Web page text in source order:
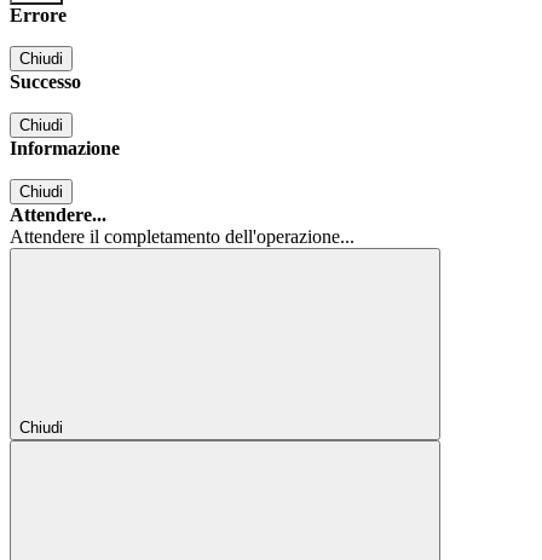
Errore
Chiudi
Successo
Chiudi
Informazione
Chiudi
Attendere...
Attendere il completamento dell'operazione...
Chiudi